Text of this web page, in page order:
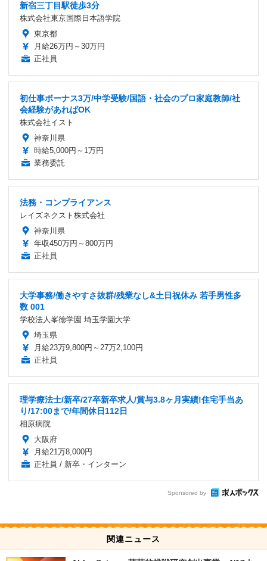
新宿三丁目駅徒歩3分
株式会社東京国際日本語学院
東京都
月給26万円～30万円
正社員
初仕事ボーナス3万/中学受験/国語・社会のプロ家庭教師/社
会経験があればOK
株式会社イスト
神奈川県
時給5,000円～1万円
業務委託
法務・コンプライアンス
レイズネクスト株式会社
神奈川県
年収450万円～800万円
正社員
大学事務/働きやすさ抜群/残業なし&土日祝休み 若手男性多
数 001
学校法人峯徳学園 埼玉学園大学
埼玉県
月給23万9,800円～27万2,100円
正社員
理学療法士/新卒/27卒新卒求人/賞与3.8ヶ月実績!住宅手当あ
り/17:00まで/年間休日112日
相原病院
大阪府
月給21万8,000円
正社員 / 新卒・インターン
Sponsored by
関連ニュース